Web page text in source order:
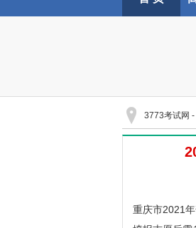
3773考试网 -
重庆市2021